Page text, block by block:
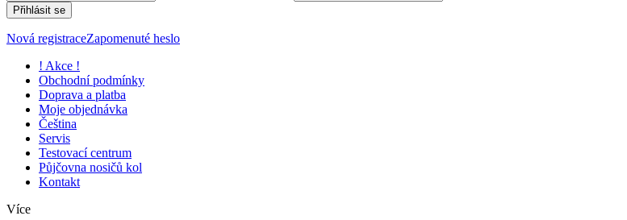
Přihlásit se
Nová registraceZapomenuté heslo
! Akce !
Obchodní podmínky
Doprava a platba
Moje objednávka
Čeština
Servis
Testovací centrum
Půjčovna nosičů kol
Kontakt
Více